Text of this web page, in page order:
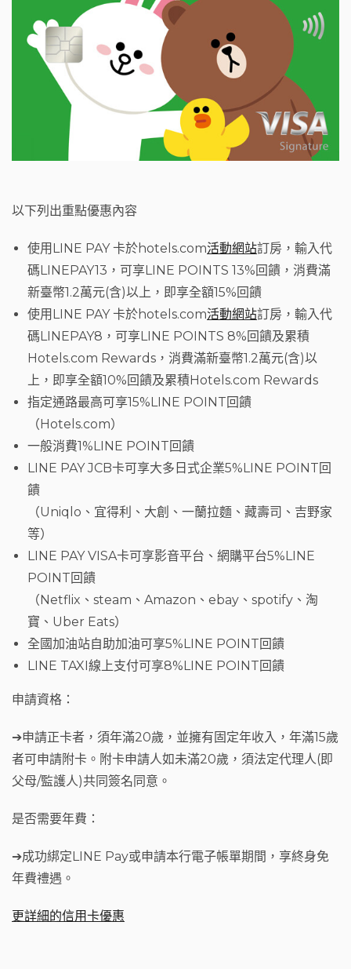
以下列出重點優惠內容
使用LINE PAY 卡於hotels.com活動網站訂房，輸入代
碼LINEPAY13，可享LINE POINTS 13%回饋，消費滿
新臺幣1.2萬元(含)以上，即享全額15%回饋
使用LINE PAY 卡於hotels.com活動網站訂房，輸入代
碼LINEPAY8，可享LINE POINTS 8%回饋及累積
Hotels.com Rewards，消費滿新臺幣1.2萬元(含)以
上，即享全額10%回饋及累積Hotels.com Rewards
指定通路最高可享15%LINE POINT回饋
（Hotels.com）
一般消費1%LINE POINT回饋
LINE PAY JCB卡可享大多日式企業5%LINE POINT回
饋
（Uniqlo、宜得利、大創、一蘭拉麵、藏壽司、吉野家
等）
LINE PAY VISA卡可享影音平台、網購平台5%LINE
POINT回饋
（Netflix、steam、Amazon、ebay、spotify、淘
寶、Uber Eats）
全國加油站自助加油可享5%LINE POINT回饋
LINE TAXI線上支付可享8%LINE POINT回饋
申請資格：
➔申請正卡者，須年滿20歲，並擁有固定年收入，年滿15歲
者可申請附卡。附卡申請人如未滿20歲，須法定代理人(即
父母/監護人)共同簽名同意。
是否需要年費：
➔成功綁定LINE Pay或申請本行電子帳單期間，享終身免
年費禮遇。
更詳細的信用卡優惠